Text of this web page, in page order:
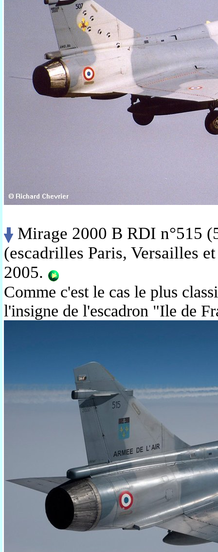
Mirage 2000 B RDI n°515
(escadrilles Paris, Versailles et
2005.
Comme c'est le cas le plus
l'insigne de l'escadron "Ile de